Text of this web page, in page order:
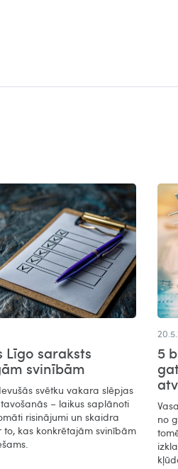
Līgo saraksts
svinībām
svētku vakara slēpjas
– laikus saplānoti
risinājumi un skaidra
kas konkrētajām svinībām
5
no